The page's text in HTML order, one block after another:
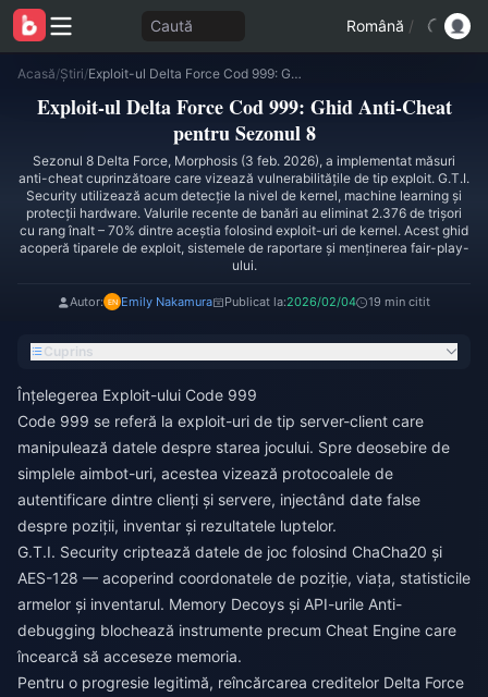
Caută Română /
Acasă/Știri/ Exploit-ul Delta Force Cod 999: Ghid Anti-Cheat pentru Sezonul 8
Exploit-ul Delta Force Cod 999: Ghid Anti-Cheat
pentru Sezonul 8
Sezonul 8 Delta Force, Morphosis (3 feb. 2026), a implementat măsuri
anti-cheat cuprinzătoare care vizează vulnerabilitățile de tip exploit. G.T.I.
Security utilizează acum detecție la nivel de kernel, machine learning și
protecții hardware. Valurile recente de banări au eliminat 2.376 de trișori
cu rang înalt – 70% dintre aceștia folosind exploit-uri de kernel. Acest ghid
acoperă tiparele de exploit, sistemele de raportare și menținerea fair-play-
ului.
Autor: Emily Nakamura Publicat la:2026/02/04 19 min citit
Cuprins
Înțelegerea Exploit-ului Code 999
Code 999 se referă la exploit-uri de tip server-client care
manipulează datele despre starea jocului. Spre deosebire de
simplele aimbot-uri, acestea vizează protocoalele de
autentificare dintre clienți și servere, injectând date false
despre poziții, inventar și rezultatele luptelor.
G.T.I. Security criptează datele de joc folosind ChaCha20 și
AES-128 — acoperind coordonatele de poziție, viața, statisticile
armelor și inventarul. Memory Decoys și API-urile Anti-
debugging blochează instrumente precum Cheat Engine care
încearcă să acceseze memoria.
Pentru o progresie legitimă, reîncărcarea creditelor Delta Force